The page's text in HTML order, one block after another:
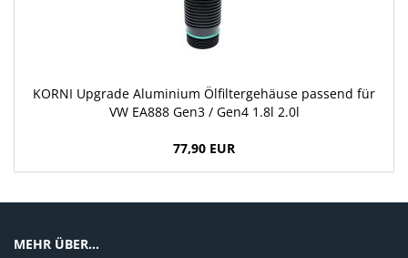
KORNI Upgrade Aluminium Ölfiltergehäuse passend für
VW EA888 Gen3 / Gen4 1.8l 2.0l
77,90 EUR
MEHR ÜBER...